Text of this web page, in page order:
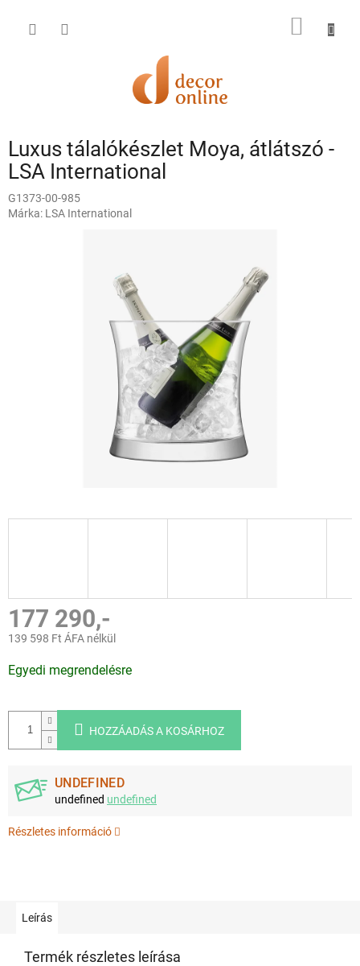
KOSÁR
Luxus tálalókészlet Moya, átlátszó -
LSA International
G1373-00-985
Márka: LSA International
177 290,-
139 598 Ft ÁFA nélkül
Egyedi megrendelésre
HOZZÁADÁS A KOSÁRHOZ
UNDEFINED
undefined undefined
Részletes információ
Leírás
Termék részletes leírása